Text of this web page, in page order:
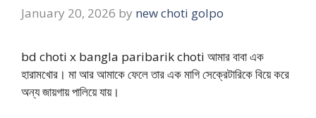
January 20, 2026 by new choti golpo
bd choti x bangla paribarik choti আমার বাবা এক
হারামখোর। মা আর আমাকে ফেলে তার এক মাগি সেক্রেটারিকে বিয়ে করে
অন্য জায়গায় পালিয়ে যায়।